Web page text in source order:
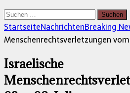
Suchen
nach:
StartseiteNachrichtenBreaking
Menschenrechtsverletzungen
Israelische